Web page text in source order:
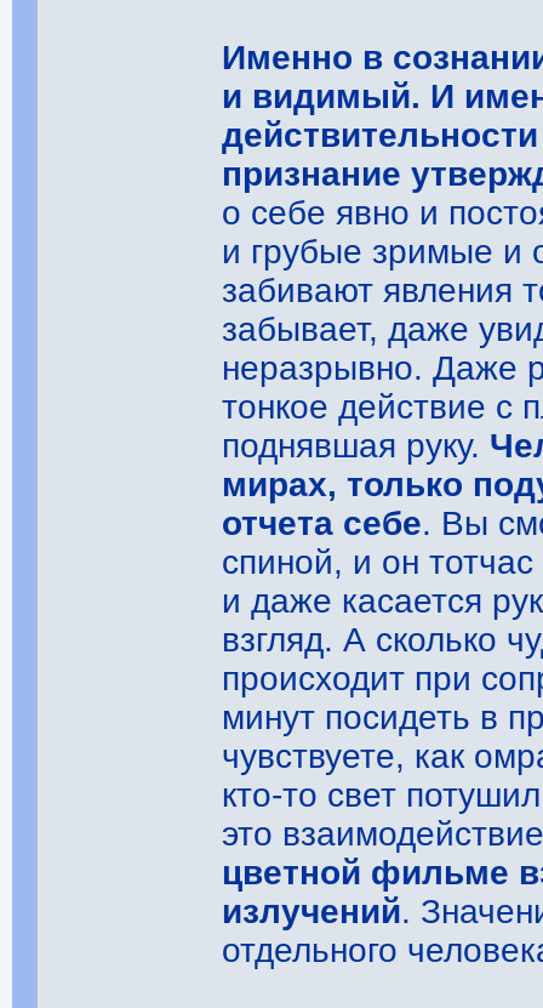
Именно в
и видимый. И
признание
о себе явно и
и грубые зримые и
забивают явления
забывает, даже
неразрывно. Даже
тонкое действие с
поднявшая руку.
мирах, только
отчета себе. Вы
спиной, и он
и даже касается
взгляд. А сколько
происходит при
минут посидеть в
чувствуете, как
кто-то свет
это
цветной фильме
излучений.
отдельного